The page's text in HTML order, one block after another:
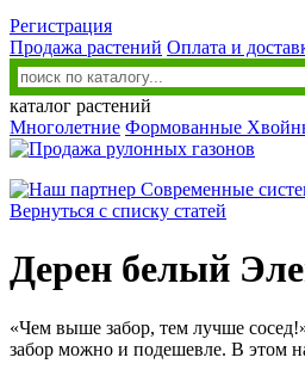
Регистрация
Продажа растений Оплата и
каталог растений
Многолетние Формованные
Вернуться с списку статей
Дерен белый
«Чем выше забор, тем лучше
забор можно и подешевле. В этом